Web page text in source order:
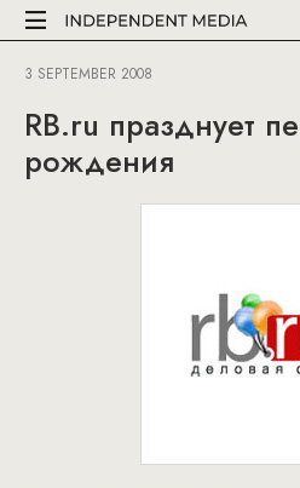
3 SEPTEMBER 2008
RB.ru празднует
рождения